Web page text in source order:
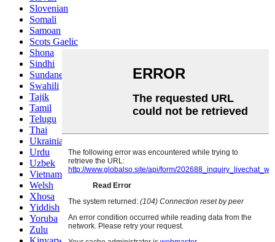
Slovenian
Somali
Samoan
Scots Gaelic
Shona
Sindhi
Sundanese
Swahili
Tajik
Tamil
Telugu
Thai
Ukrainian
Urdu
Uzbek
Vietnamese
Welsh
Xhosa
Yiddish
Yoruba
Zulu